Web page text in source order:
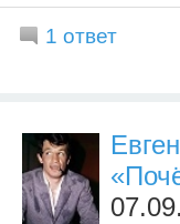
1 ответ